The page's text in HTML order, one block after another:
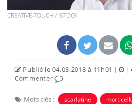
CREATIVE-TOUCH / ISTOCK
Publié le 04.03.2018 à 11h01 | |
Commenter
Mots clés : scarlatine mort